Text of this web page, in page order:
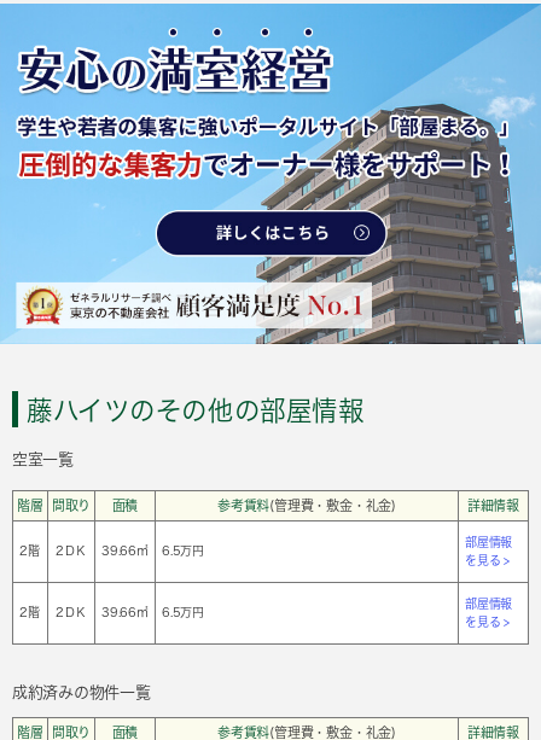
藤ハイツのその他の部屋情報
空室一覧
階層 間取り 面積 参考賃料(管理費・敷金・礼金) 詳細情報
2階 2ＤＫ 39.66㎡ 6.5万円
部屋情報
を見る >
2階 2ＤＫ 39.66㎡ 6.5万円
部屋情報
を見る >
成約済みの物件一覧
階層 間取り 面積 参考賃料(管理費・敷金・礼金) 詳細情報